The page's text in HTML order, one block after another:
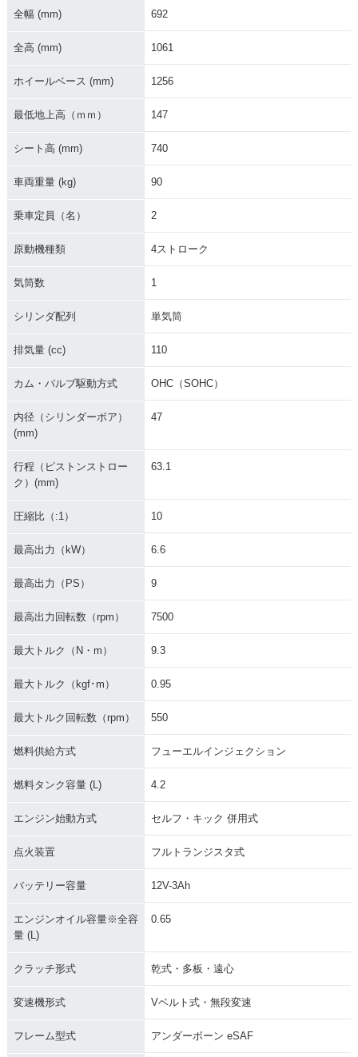
全幅 (mm) 692
全高 (mm) 1061
ホイールベース (mm) 1256
最低地上高（ｍｍ） 147
シート高 (mm) 740
車両重量 (kg) 90
乗車定員（名） 2
原動機種類 4ストローク
気筒数 1
シリンダ配列 単気筒
排気量 (cc) 110
カム・バルブ駆動方式 OHC（SOHC）
内径（シリンダーボア）
(mm)
47
行程（ピストンストロー
ク）(mm)
63.1
圧縮比（:1） 10
最高出力（kW） 6.6
最高出力（PS） 9
最高出力回転数（rpm） 7500
最大トルク（N・m） 9.3
最大トルク（kgf･m） 0.95
最大トルク回転数（rpm） 550
燃料供給方式 フューエルインジェクション
燃料タンク容量 (L) 4.2
エンジン始動方式 セルフ・キック 併用式
点火装置 フルトランジスタ式
バッテリー容量 12V-3Ah
エンジンオイル容量※全容
量 (L)
0.65
クラッチ形式 乾式・多板・遠心
変速機形式 Vベルト式・無段変速
フレーム型式 アンダーボーン eSAF